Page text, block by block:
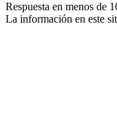
Respuesta en menos de
La información en este